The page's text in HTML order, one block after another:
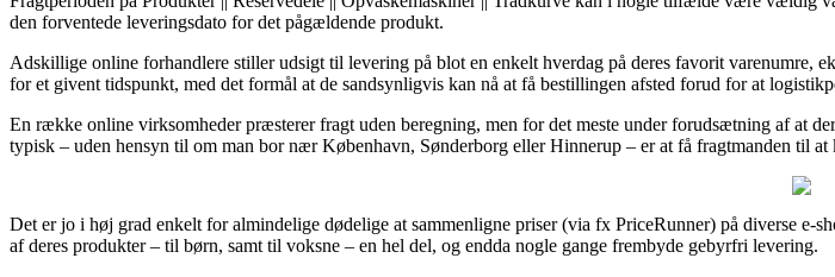
den forventede leveringsdato for det pågældende produkt.
Adskillige online forhandlere stiller udsigt til levering på blot en enkelt hverdag på deres favorit varenumre,
for et givent tidspunkt, med det formål at de sandsynligvis kan nå at få bestillingen afsted forud for at
En række online virksomheder præsterer fragt uden beregning, men for det meste under forudsætning af at
typisk – uden hensyn til om man bor nær København, Sønderborg eller Hinnerup – er at få fragtmanden til at
Det er jo i høj grad enkelt for almindelige dødelige at sammenligne priser (via fx PriceRunner) på diverse e-
af deres produkter – til børn, samt til voksne – en hel del, og endda nogle gange frembyde gebyrfri levering.